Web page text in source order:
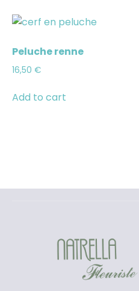
Peluche renne
16,50 €
Add to cart